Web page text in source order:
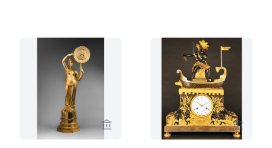
Voir la page vendeur de Van Dreven
Voir la